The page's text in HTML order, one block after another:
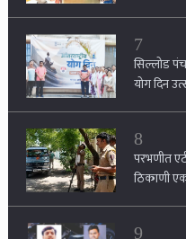
8
परभणीत
9